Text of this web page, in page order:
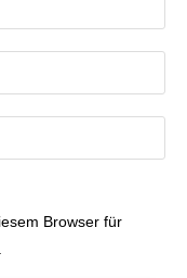
Browser für